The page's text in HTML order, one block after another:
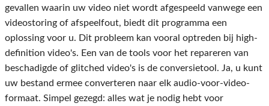
gevallen waarin uw video niet wordt afgespeeld vanwege een
videostoring of afspeelfout, biedt dit programma een
oplossing voor u. Dit probleem kan vooral optreden bij high-
definition video's. Een van de tools voor het repareren van
beschadigde of glitched video's is de conversietool. Ja, u kunt
uw bestand ermee converteren naar elk audio-voor-video-
formaat. Simpel gezegd: alles wat je nodig hebt voor